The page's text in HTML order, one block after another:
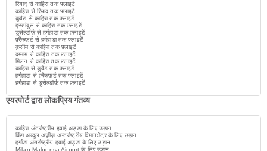
रियाद से काहिरा तक फ़्लाइटें
काहिरा से रियाद तक फ़्लाइटें
कुवैट से काहिरा तक फ़्लाइटें
इस्तांबुल से काहिरा तक फ़्लाइटें
डुसेल्डॉर्फ़ से हर्गहाडा तक फ़्लाइटें
फ़्रैंकफ़र्ट से हर्गहाडा तक फ़्लाइटें
क़सीम से काहिरा तक फ़्लाइटें
दम्माम से काहिरा तक फ़्लाइटें
मिलन से काहिरा तक फ़्लाइटें
काहिरा से कुवैट तक फ़्लाइटें
हर्गहाडा से फ़्रैंकफ़र्ट तक फ़्लाइटें
हर्गहाडा से डुसेल्डॉर्फ़ तक फ़्लाइटें
एयरपोर्ट द्वारा लोकप्रिय गंतव्य
काहिरा अंतर्राष्ट्रीय हवाई अड्डा के लिए उड़ान
किंग अब्दुल अज़ीज़ अन्तर्राष्ट्रीय विमानक्षेत्र के लिए उड़ान
हर्गाडा अंतर्राष्ट्रीय हवाई अड्डा के लिए उड़ान
Milan Malpensa Airport के लिए उड़ान